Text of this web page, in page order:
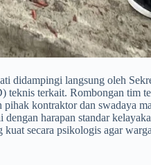
didampingi langsung oleh
teknis terkait. Rombongan tim
kontraktor dan swadaya
harapan standar
secara psikologis agar